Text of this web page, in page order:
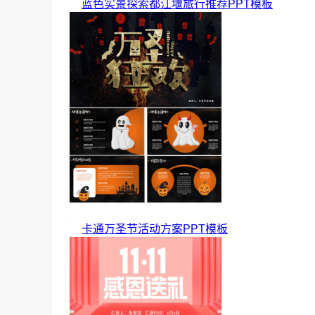
蓝色实景探索都江堰旅行推荐PPT模板
卡通万圣节活动方案PPT模板